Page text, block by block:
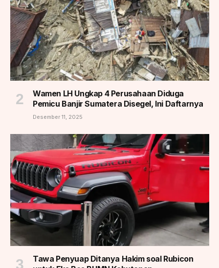
Wamen LH Ungkap 4 Perusahaan Diduga
Pemicu Banjir Sumatera Disegel, Ini Daftarnya
Desember 11, 2025
Tawa Penyuap Ditanya Hakim soal Rubicon